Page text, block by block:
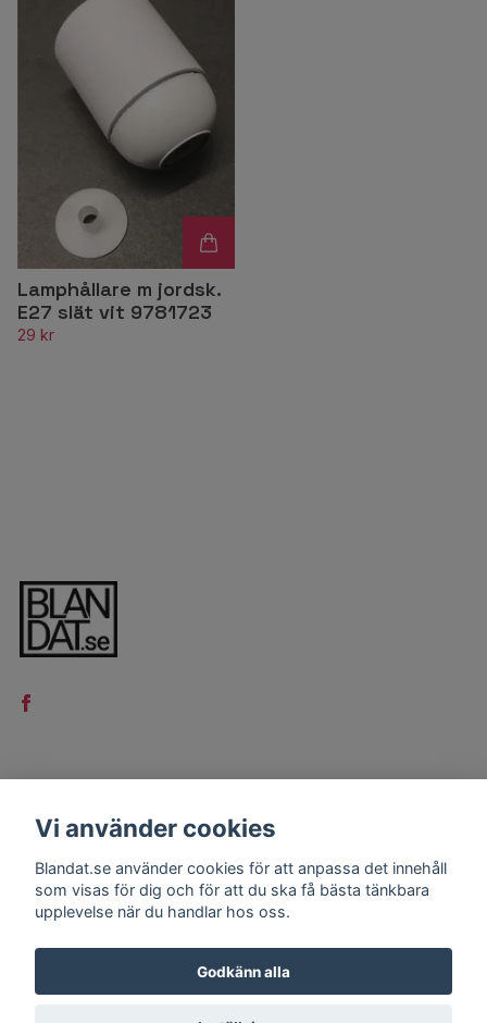
Lamphållare m jordsk.
E27 slät vit 9781723
29 kr
Kontakt
Köpvillkor
Vi använder cookies
Blandat.se använder cookies för att anpassa det innehåll
som visas för dig och för att du ska få bästa tänkbara
upplevelse när du handlar hos oss.
Godkänn alla